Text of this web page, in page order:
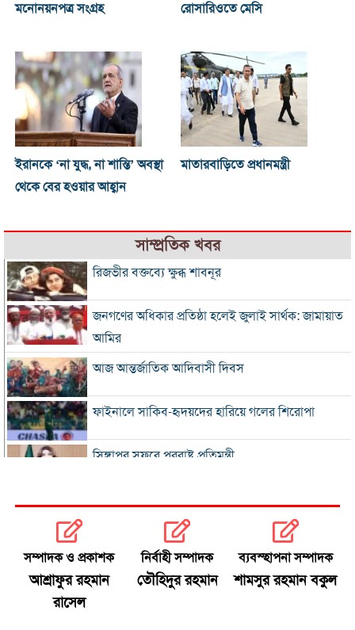
মনোনয়নপত্র সংগ্রহ
রোসারিওতে মেসি
ইরানকে ‘না যুদ্ধ, না শান্তি’ অবস্থা
থেকে বের হওয়ার আহ্বান
মাতারবাড়িতে প্রধানমন্ত্রী
সাম্প্রতিক খবর
রিজভীর বক্তব্যে ক্ষুব্ধ শাবনূর
জনগণের অধিকার প্রতিষ্ঠা হলেই জুলাই সার্থক: জামায়াত
আমির
আজ আন্তর্জাতিক আদিবাসী দিবস
ফাইনালে সাকিব-হৃদয়দের হারিয়ে গলের শিরোপা
সিঙ্গাপুর সফরে পররাষ্ট্র প্রতিমন্ত্রী
এসএসসি ও সমমানের ফল সোমবার
সৌদি-পাকিস্তান-তুরস্কের প্রতিরক্ষা চুক্তি
সম্পাদক ও প্রকাশক
আশ্রাফুর রহমান
রাসেল
নির্বাহী সম্পাদক
তৌহিদুর রহমান
ব্যবস্হাপনা সম্পাদক
শামসুর রহমান বকুল